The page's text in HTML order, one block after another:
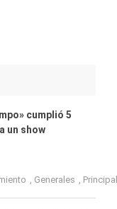
cumplió 5
un show
Generales